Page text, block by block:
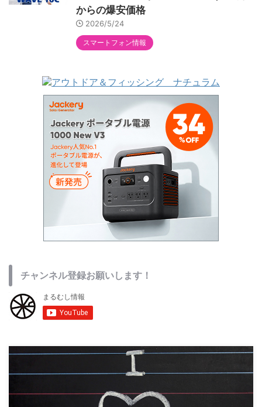
からの爆安価格
2026/5/24
スマートフォン情報
チャンネル登録お願いします！